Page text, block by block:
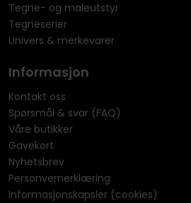
Tegne- og maleutstyr
Tegneserier
Univers & merkevarer
Informasjon
Kontakt oss
Spørsmål & svar (FAQ)
Våre butikker
Gavekort
Nyhetsbrev
Personvernerklæring
Informasjonskapsler (cookies)